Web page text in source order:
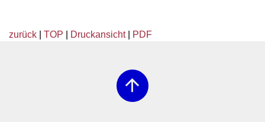
zurück TOP Druckansicht| PDF
arrow_upward